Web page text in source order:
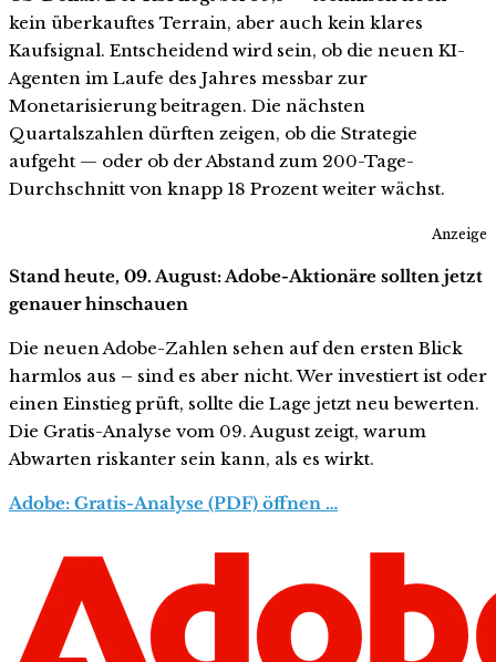
kein überkauftes Terrain, aber auch kein klares
Kaufsignal. Entscheidend wird sein, ob die neuen KI-
Agenten im Laufe des Jahres messbar zur
Monetarisierung beitragen. Die nächsten
Quartalszahlen dürften zeigen, ob die Strategie
aufgeht — oder ob der Abstand zum 200-Tage-
Durchschnitt von knapp 18 Prozent weiter wächst.
Anzeige
Stand heute, 09. August: Adobe-Aktionäre sollten jetzt
genauer hinschauen
Die neuen Adobe-Zahlen sehen auf den ersten Blick
harmlos aus – sind es aber nicht. Wer investiert ist oder
einen Einstieg prüft, sollte die Lage jetzt neu bewerten.
Die Gratis-Analyse vom 09. August zeigt, warum
Abwarten riskanter sein kann, als es wirkt.
Adobe: Gratis-Analyse (PDF) öffnen …